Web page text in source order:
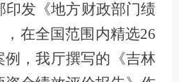
印发《地方财政部门绩
在全国范围内精选26
，我厅撰写的《吉林